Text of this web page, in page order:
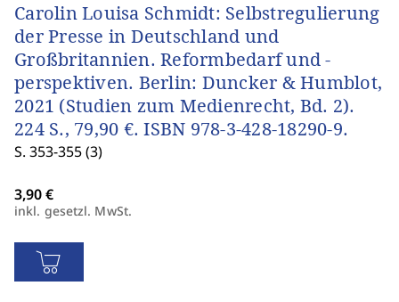
Carolin Louisa Schmidt: Selbstregulierung
der Presse in Deutschland und
Großbritannien. Reformbedarf und -
perspektiven. Berlin: Duncker & Humblot,
2021 (Studien zum Medienrecht, Bd. 2).
224 S., 79,90 €. ISBN 978-3-428-18290-9.
S. 353-355 (3)
inkl. gesetzl. MwSt.